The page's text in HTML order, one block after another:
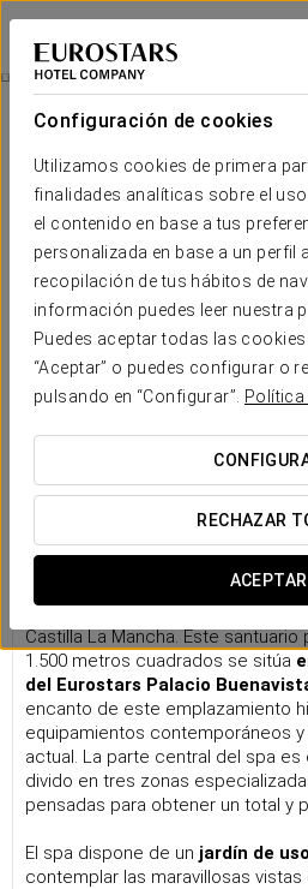
Configuración de cookies
Utilizamos cookies de primera
finalidades analíticas sobre el
el contenido en base a tus
personalizada en base a un perfil
recopilación de tus hábitos de
información puedes leer nuestra
Puedes aceptar todas las
“Aceptar” o puedes configurar o
pulsando en “Configurar”.
RECHAZAR
ACEPTAR
Eurostars Palacio Buenavista
TOLEDO
Spa
Spa Wellness Center
Ubicado a tan sólo cinco minutos
Toledo, Spalace Wellness
Castilla La Mancha. Este santuario
1.500 metros cuadrados se sitúa
del Eurostars Palacio
encanto de este emplazamiento
equipamientos contemporáneos
actual. La parte central del spa es
divido en tres zonas
pensadas para obtener un total y
El spa dispone de un jardín de
contemplar las maravillosas